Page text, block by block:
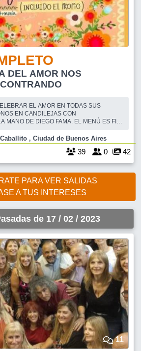
DEL AMOR NOS
EL AMOR EN TODAS SUS
EN CANDILEJAS CON
MANO DE DIEGO FAMA. EL MENÚ ES FIJO
SE DEBERÁ TRANFERIR $2000 DE SEÑA
EL RESTAURANTE EL DÍA DEL EVENTO.
FUERA DEL MENÚ SE ABONA
Caballito , Ciudad de Buenos Aires
39 0 42
PARA VER SALIDAS
A TUS INTERESES
de 17 / 02 / 2023
11